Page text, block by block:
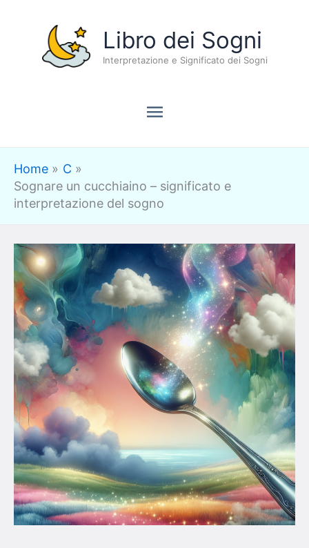
contenuto
Libro dei Sogni
Interpretazione e Significato dei Sogni
Menu
principale
Home
C
Sognare un cucchiaino – significato e
interpretazione del sogno